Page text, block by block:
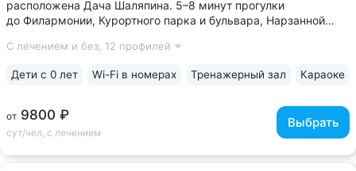
расположена Дача Шаляпина. 5–8 минут прогулки
до Филармонии, Курортного парка и бульвара, Нарзанной
Историческое задание, дача графа Шереметьева, сохранило
С лечением и без, 12 профилей
от 9800 ₽
сут/чел, с лечением
Выбрать
Дети с 0 лет Wi-Fi в номерах Тренажерный зал Караоке